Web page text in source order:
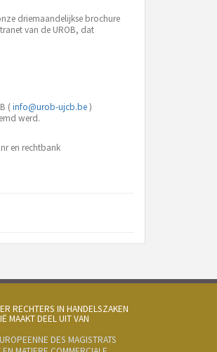
driemaandelijkse brochure
van de UROB, dat
(info@urob-ujcb.be)
werd.
en rechtbank
RECHTERS IN HANDELSZAKEN
MAAKT DEEL UIT VAN
DES MAGISTRATS